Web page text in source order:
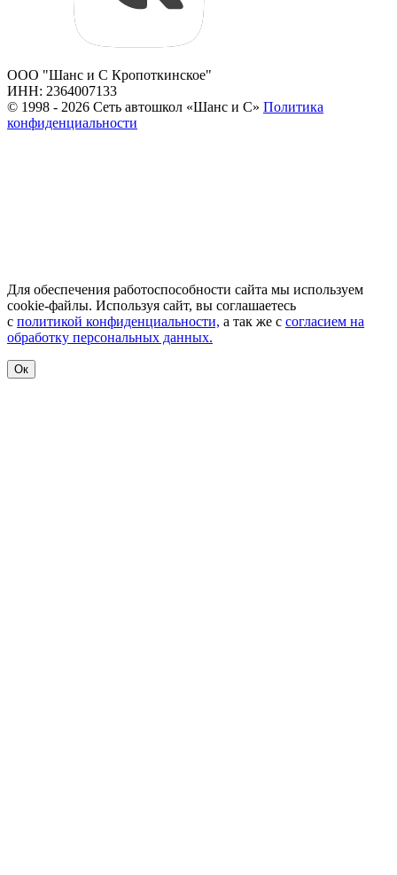
ООО "Шанс и С Кропоткинское"
ИНН: 2364007133
© 1998 - 2026 Сеть автошкол «Шанс и С» Политика
конфиденциальности
Для обеспечения работоспособности сайта мы используем
cookie-файлы. Используя сайт, вы соглашаетесь
с политикой конфиденциальности, а так же с согласием на
обработку персональных данных.
Ок